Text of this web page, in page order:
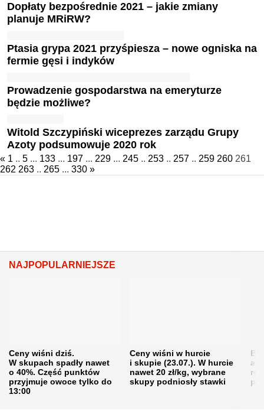
Dopłaty bezpośrednie 2021 – jakie zmiany
planuje MRiRW?
Ptasia grypa 2021 przyśpiesza – nowe ogniska na
fermie gęsi i indyków
Prowadzenie gospodarstwa na emeryturze
będzie możliwe?
Witold Szczypiński wiceprezes zarządu Grupy
Azoty podsumowuje 2020 rok
« 1 .. 5 ... 133 ... 197 ... 229 ... 245 .. 253 .. 257 .. 259 260 261
262 263 .. 265 ... 330 »
NAJPOPULARNIEJSZE
Ceny wiśni dziś.
W skupach spadły nawet
o 40%. Część punktów
przyjmuje owoce tylko do
13:00
Ceny wiśni w hurcie
i skupie (23.07.). W hurcie
nawet 20 zł/kg, wybrane
skupy podniosły stawki